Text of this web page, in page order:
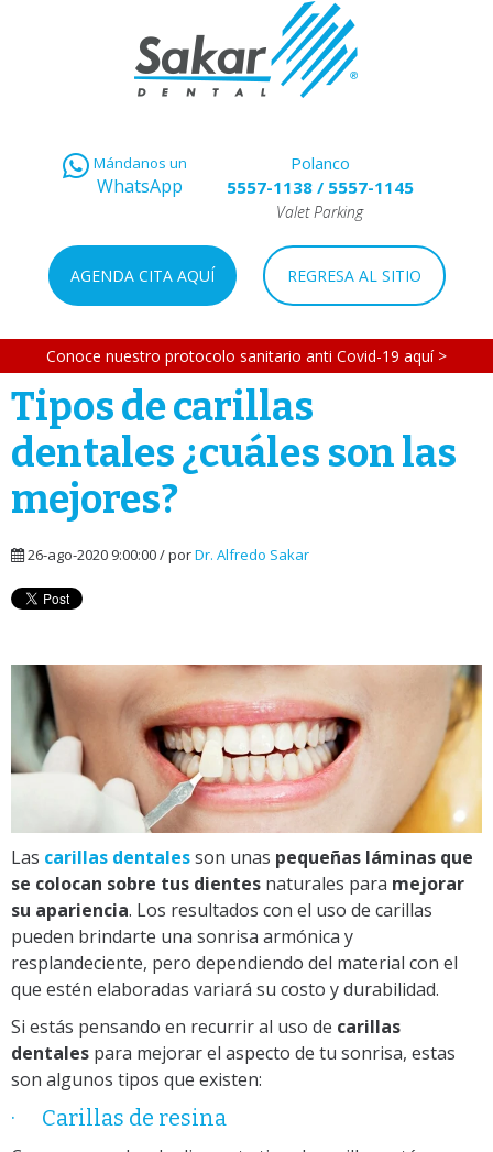
Mándanos un
WhatsApp
Polanco
5557-1138/ 5557-1145
Valet Parking
AGENDA CITA AQUÍ REGRESA AL SITIO
Conoce nuestro protocolo sanitario anti Covid-19 aquí >
Tipos de carillas
dentales ¿cuáles son las
mejores?
26-ago-2020 9:00:00 / porDr. Alfredo Sakar
Las carillas dentalesson unas pequeñas láminas que
se colocan sobre tus dientes naturales para mejorar
su apariencia. Los resultados con el uso de carillas
pueden brindarte una sonrisa armónica y
resplandeciente, pero dependiendo del material con el
que estén elaboradas variará su costo y durabilidad.
Si estás pensando en recurrir al uso de carillas
dentales para mejorar el aspecto de tu sonrisa, estas
son algunos tipos que existen:
· Carillas de resina